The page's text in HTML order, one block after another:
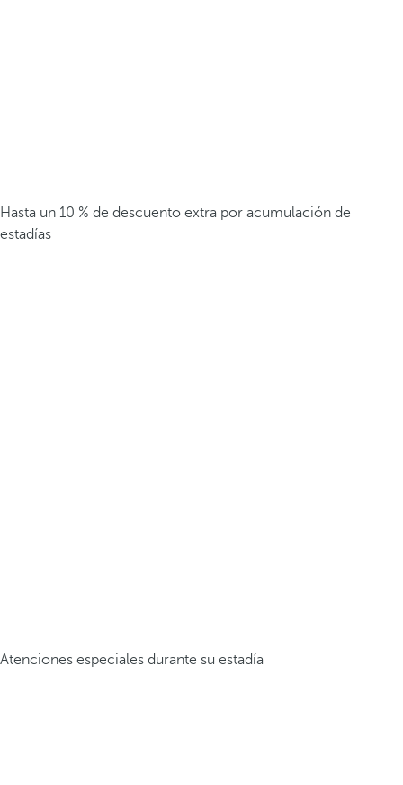
Hasta un 10 % de descuento extra por acumulación de
estadías
Atenciones especiales durante su estadía